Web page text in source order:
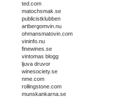
ted.com
matochsmak.se
publicistklubben
artbergomvin.nu
ohmansmatovin.com
vininfo.nu
finewines.se
vintomas blogg
ljuva druvor
winesociety.se
nme.com
rollingstone.com
munskankarna.se